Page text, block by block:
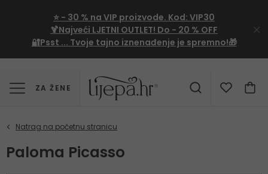
⭐ - 30 % na VIP proizvode. Kod: VIP30
🍹Najveći LJETNI OUTLET! Do - 20 % OFF
🔐Psst ... Tvoje tajno iznenađenje je spremno!🎁
ZA ŽENE
Paloma Picasso